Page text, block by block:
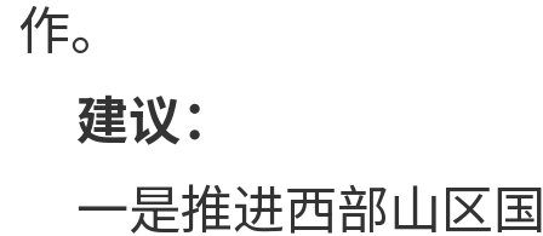
作。
建议：
一是推进西部山区